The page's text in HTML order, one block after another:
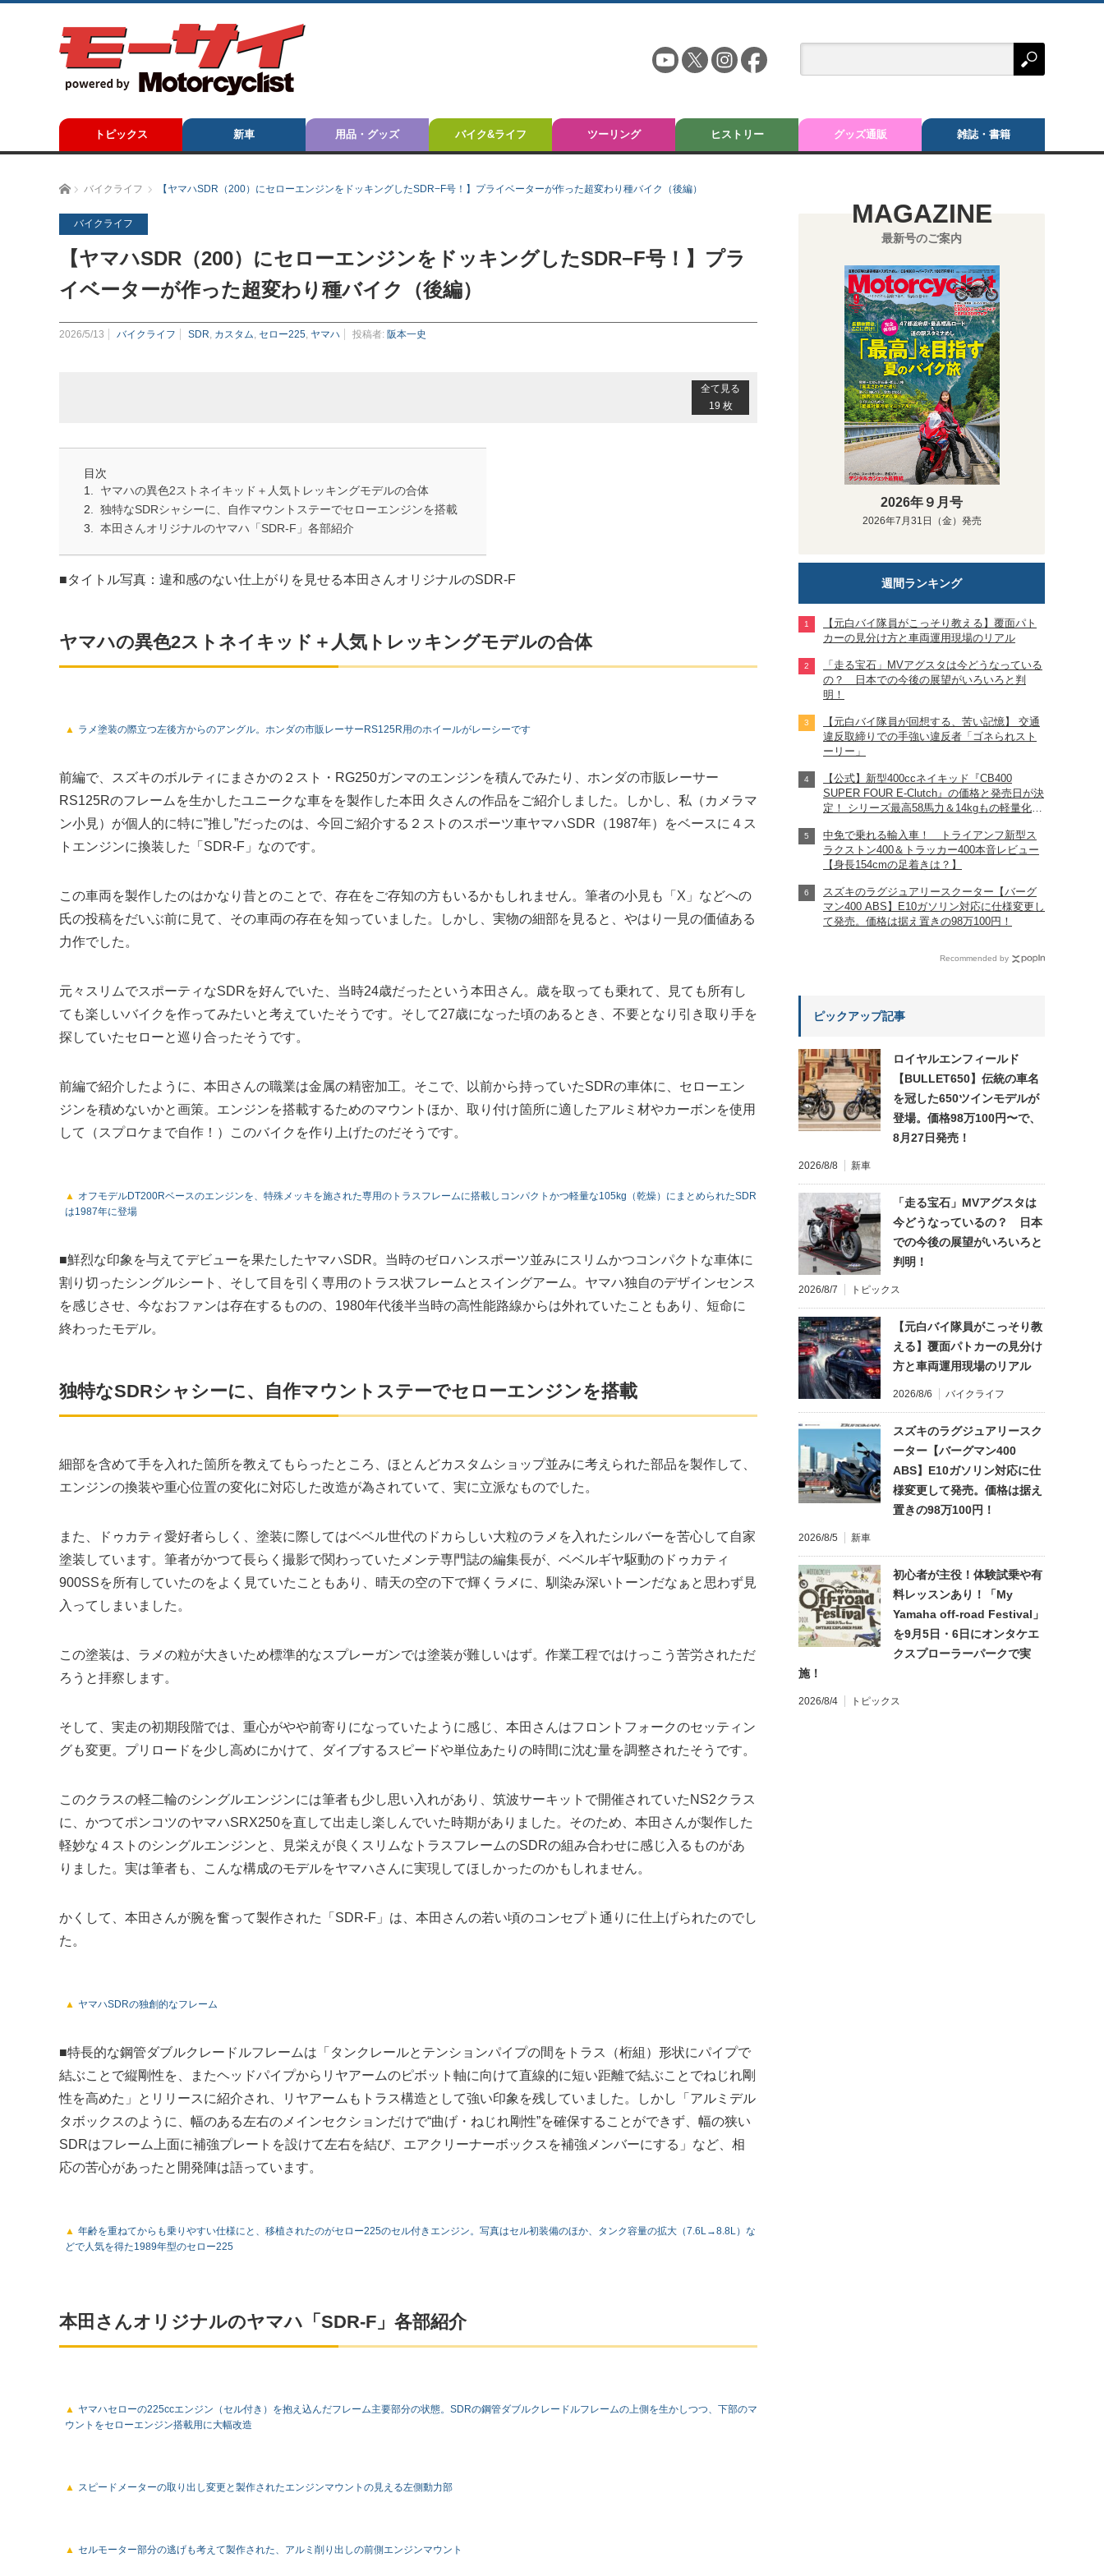
トピックス 新車 用品・グッズ バイク&ライフ ツーリング ヒストリー グッズ通販 雑誌・書籍
ホームバイクライフ 【ヤマハSDR（200）にセローエンジンをドッキングしたSDR−F号！】プライベーターが作った超変わり種バイク（後編）
バイクライフ
【ヤマハSDR（200）にセローエンジンをドッキングしたSDR−F号！】プラ
イベーターが作った超変わり種バイク（後編）
2026/5/13 バイクライフ SDR カスタム セロー225 ヤマハ 投稿者: 阪本一史
全て見る
19 枚
目次
ヤマハの異色2ストネイキッド＋人気トレッキングモデルの合体
独特なSDRシャシーに、自作マウントステーでセローエンジンを搭載
本田さんオリジナルのヤマハ「SDR-F」各部紹介
■タイトル写真：違和感のない仕上がりを見せる本田さんオリジナルのSDR-F
ヤマハの異色2ストネイキッド＋人気トレッキングモデルの合体
ラメ塗装の際立つ左後方からのアングル。ホンダの市販レーサーRS125R用のホイールがレーシーです
前編で、スズキのボルティにまさかの２スト・RG250ガンマのエンジンを積んでみたり、ホンダの市販レーサー
RS125Rのフレームを生かしたユニークな車をを製作した本田 久さんの作品をご紹介しました。しかし、私（カメラマ
ン小見）が個人的に特に”推し”だったのは、今回ご紹介する２ストのスポーツ車ヤマハSDR（1987年）をベースに４ス
トエンジンに換装した「SDR-F」なのです。
この車両を製作したのはかなり昔とのことで、存在をご存知の方もいるかもしれません。筆者の小見も「X」などへの
氏の投稿をだいぶ前に見て、その車両の存在を知っていました。しかし、実物の細部を見ると、やはり一見の価値ある
力作でした。
元々スリムでスポーティなSDRを好んでいた、当時24歳だったという本田さん。歳を取っても乗れて、見ても所有し
ても楽しいバイクを作ってみたいと考えていたそうです。そして27歳になった頃のあるとき、不要となり引き取り手を
探していたセローと巡り合ったそうです。
前編で紹介したように、本田さんの職業は金属の精密加工。そこで、以前から持っていたSDRの車体に、セローエン
ジンを積めないかと画策。エンジンを搭載するためのマウントほか、取り付け箇所に適したアルミ材やカーボンを使用
して（スプロケまで自作！）このバイクを作り上げたのだそうです。
オフモデルDT200Rベースのエンジンを、特殊メッキを施された専用のトラスフレームに搭載しコンパクトかつ軽量な105kg（乾燥）にまとめられたSDR
は1987年に登場
■鮮烈な印象を与えてデビューを果たしたヤマハSDR。当時のゼロハンスポーツ並みにスリムかつコンパクトな車体に
割り切ったシングルシート、そして目を引く専用のトラス状フレームとスイングアーム。ヤマハ独自のデザインセンス
を感じさせ、今なおファンは存在するものの、1980年代後半当時の高性能路線からは外れていたこともあり、短命に
終わったモデル。
独特なSDRシャシーに、自作マウントステーでセローエンジンを搭載
細部を含めて手を入れた箇所を教えてもらったところ、ほとんどカスタムショップ並みに考えられた部品を製作して、
エンジンの換装や重心位置の変化に対応した改造が為されていて、実に立派なものでした。
また、ドゥカティ愛好者らしく、塗装に際してはベベル世代のドカらしい大粒のラメを入れたシルバーを苦心して自家
塗装しています。筆者がかつて長らく撮影で関わっていたメンテ専門誌の編集長が、ベベルギヤ駆動のドゥカティ
900SSを所有していたのをよく見ていたこともあり、晴天の空の下で輝くラメに、馴染み深いトーンだなぁと思わず見
入ってしまいました。
この塗装は、ラメの粒が大きいため標準的なスプレーガンでは塗装が難しいはず。作業工程ではけっこう苦労されただ
ろうと拝察します。
そして、実走の初期段階では、重心がやや前寄りになっていたように感じ、本田さんはフロントフォークのセッティン
グも変更。プリロードを少し高めにかけて、ダイブするスピードや単位あたりの時間に沈む量を調整されたそうです。
このクラスの軽二輪のシングルエンジンには筆者も少し思い入れがあり、筑波サーキットで開催されていたNS2クラス
に、かつてポンコツのヤマハSRX250を直して出走し楽しんでいた時期がありました。そのため、本田さんが製作した
軽妙な４ストのシングルエンジンと、見栄えが良くスリムなトラスフレームのSDRの組み合わせに感じ入るものがあ
りました。実は筆者も、こんな構成のモデルをヤマハさんに実現してほしかったのかもしれません。
かくして、本田さんが腕を奮って製作された「SDR-F」は、本田さんの若い頃のコンセプト通りに仕上げられたのでし
た。
ヤマハSDRの独創的なフレーム
■特長的な鋼管ダブルクレードルフレームは「タンクレールとテンションパイプの間をトラス（桁組）形状にパイプで
結ぶことで縦剛性を、またヘッドパイプからリヤアームのピボット軸に向けて直線的に短い距離で結ぶことでねじれ剛
性を高めた」とリリースに紹介され、リヤアームもトラス構造として強い印象を残していました。しかし「アルミデル
タボックスのように、幅のある左右のメインセクションだけで“曲げ・ねじれ剛性”を確保することができず、幅の狭い
SDRはフレーム上面に補強プレートを設けて左右を結び、エアクリーナーボックスを補強メンバーにする」など、相
応の苦心があったと開発陣は語っています。
年齢を重ねてからも乗りやすい仕様にと、移植されたのがセロー225のセル付きエンジン。写真はセル初装備のほか、タンク容量の拡大（7.6L→8.8L）な
どで人気を得た1989年型のセロー225
本田さんオリジナルのヤマハ「SDR-F」各部紹介
ヤマハセローの225ccエンジン（セル付き）を抱え込んだフレーム主要部分の状態。SDRの鋼管ダブルクレードルフレームの上側を生かしつつ、下部のマ
ウントをセローエンジン搭載用に大幅改造
スピードメーターの取り出し変更と製作されたエンジンマウントの見える左側動力部
セルモーター部分の逃げも考えて製作された、アルミ削り出しの前側エンジンマウント
MAGAZINE
最新号のご案内
2026年９月号
2026年7月31日（金）発売
週間ランキング
【元白バイ隊員がこっそり教える】覆面パト
カーの見分け方と車両運用現場のリアル
「走る宝石」MVアグスタは今どうなっている
の？ 日本での今後の展望がいろいろと判
明！
【元白バイ隊員が回想する、苦い記憶】 交通
違反取締りでの手強い違反者「ゴネられスト
ーリー」
【公式】新型400ccネイキッド『CB400
SUPER FOUR E-Clutch』の価格と発売日が決
定！ シリーズ最高58馬力＆14kgもの軽量化!?
【Honda2026新車ニュース】
中免で乗れる輸入車！ トライアンフ新型ス
ラクストン400＆トラッカー400本音レビュー
【身長154cmの足着きは？】
スズキのラグジュアリースクーター【バーグ
マン400 ABS】E10ガソリン対応に仕様変更し
て発売。価格は据え置きの98万100円！
Recommended by
ピックアップ記事
ロイヤルエンフィールド
【BULLET650】伝統の車名
を冠した650ツインモデルが
登場。価格98万100円〜で、
8月27日発売！
2026/8/8 新車
「走る宝石」MVアグスタは
今どうなっているの？ 日本
での今後の展望がいろいろと
判明！
2026/8/7 トピックス
【元白バイ隊員がこっそり教
える】覆面パトカーの見分け
方と車両運用現場のリアル
2026/8/6 バイクライフ
スズキのラグジュアリースク
ーター【バーグマン400
ABS】E10ガソリン対応に仕
様変更して発売。価格は据え
置きの98万100円！
2026/8/5 新車
初心者が主役！体験試乗や有
料レッスンあり！「My
Yamaha off-road Festival」
を9月5日・6日にオンタケエ
クスプローラーパークで実
施！
2026/8/4 トピックス